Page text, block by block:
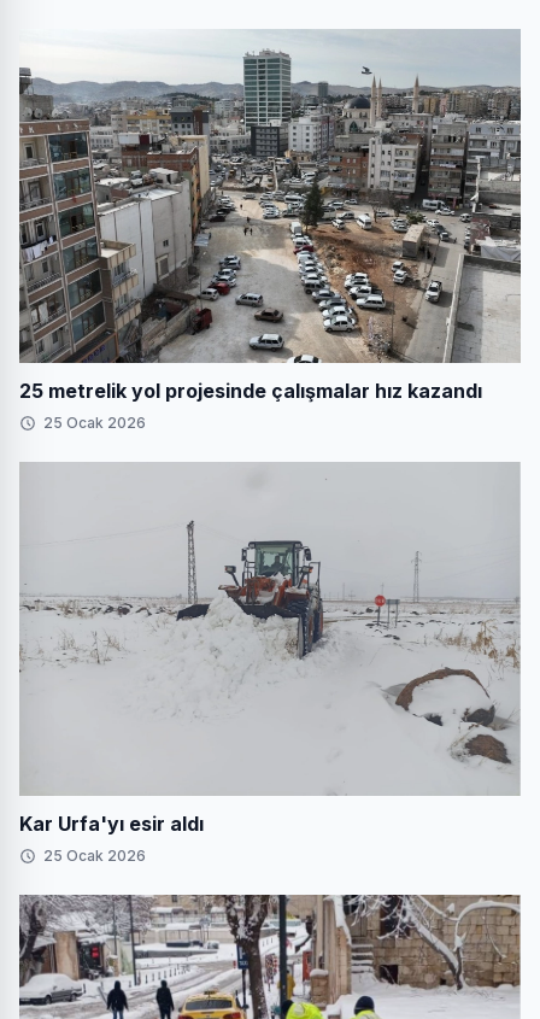
25 metrelik yol projesinde çalışmalar hız kazandı
25 Ocak 2026
Kar Urfa'yı esir aldı
25 Ocak 2026